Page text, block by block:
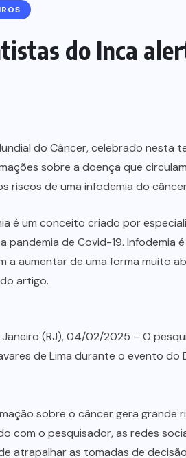
do Inca
do Câncer, celebrado nesta
sobre a doença que
riscos de uma infodemia do
é um conceito criado por
pandemia de Covid-19. Infodemia
a aumentar de uma forma muito
artigo.
sobre o câncer gera
com o pesquisador, as redes
atrapalhar as tomadas de